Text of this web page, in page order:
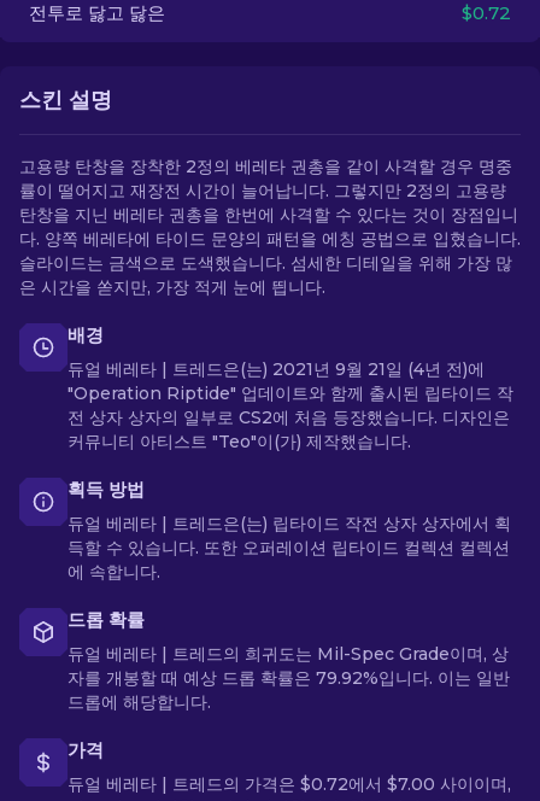
전투로 닳고 닳은 $0.72
스킨 설명
고용량 탄창을 장착한 2정의 베레타 권총을 같이 사격할 경우 명중
률이 떨어지고 재장전 시간이 늘어납니다. 그렇지만 2정의 고용량
탄창을 지닌 베레타 권총을 한번에 사격할 수 있다는 것이 장점입니
다. 양쪽 베레타에 타이드 문양의 패턴을 에칭 공법으로 입혔습니다.
슬라이드는 금색으로 도색했습니다. 섬세한 디테일을 위해 가장 많
은 시간을 쏟지만, 가장 적게 눈에 띕니다.
배경
듀얼 베레타 | 트레드은(는) 2021년 9월 21일 (4년 전)에
"Operation Riptide" 업데이트와 함께 출시된 립타이드 작
전 상자 상자의 일부로 CS2에 처음 등장했습니다. 디자인은
커뮤니티 아티스트 "Teo"이(가) 제작했습니다.
획득 방법
듀얼 베레타 | 트레드은(는) 립타이드 작전 상자 상자에서 획
득할 수 있습니다. 또한 오퍼레이션 립타이드 컬렉션 컬렉션
에 속합니다.
드롭 확률
듀얼 베레타 | 트레드의 희귀도는 Mil-Spec Grade이며, 상
자를 개봉할 때 예상 드롭 확률은 79.92%입니다. 이는 일반
드롭에 해당합니다.
가격
듀얼 베레타 | 트레드의 가격은 $0.72에서 $7.00 사이이며,